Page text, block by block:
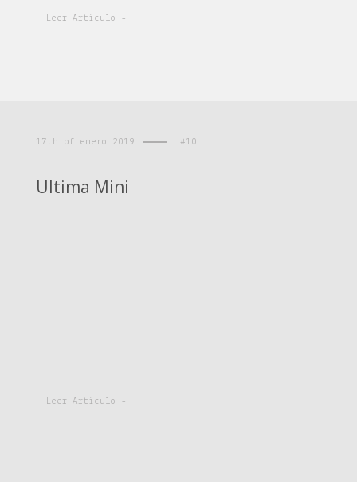
Leer Artículo -
17th of enero 2019 #10
Ultima Mini
Leer Artículo -